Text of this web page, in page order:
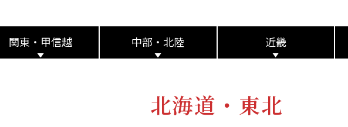
関東・甲信越 中部・北陸 近畿
北海道・東北